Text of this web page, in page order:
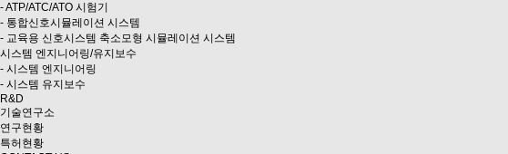
- ATP/ATC/ATO 시험기
- 통합신호시뮬레이션 시스템
- 교육용 신호시스템 축소모형 시뮬레이션 시스템
시스템 엔지니어링/유지보수
- 시스템 엔지니어링
- 시스템 유지보수
R&D
기술연구소
연구현황
특허현황